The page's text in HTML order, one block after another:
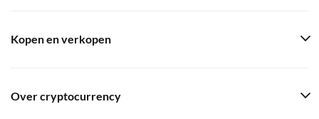
Kopen en verkopen
Over cryptocurrency